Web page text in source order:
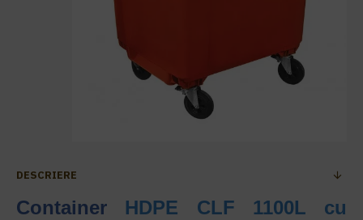
DESCRIERE
Container HDPE CLF 1100L cu